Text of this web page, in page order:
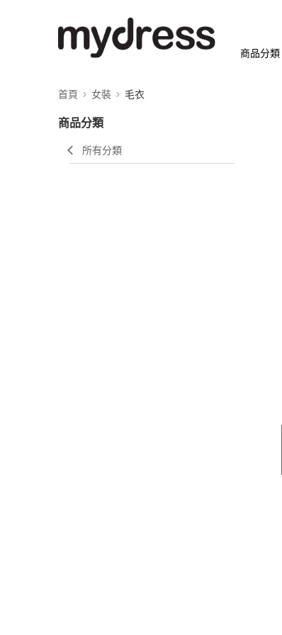
商品分類
首頁 女裝 毛衣
商品分類
所有分類